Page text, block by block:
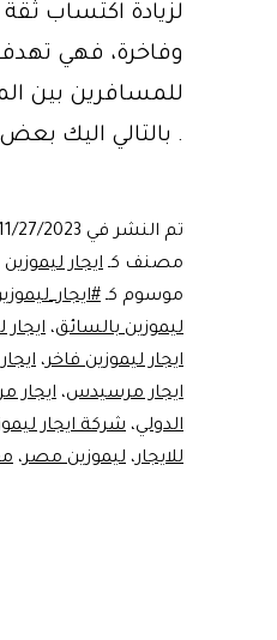
لزيادة اكتساب
وفاخرة، فهي
للمسافرين بين
. بالتالي اليك بعض
تم النشر في 11/27/2023
مصنف كـ ايجار ليموزين
موسوم كـ
ليموزين بالسائق،
ايجار ليموزين فاخر،
ايجار مرسيدس، ايجار
الدولي، شركة ايجار
للايجار، ليموزين مصر،